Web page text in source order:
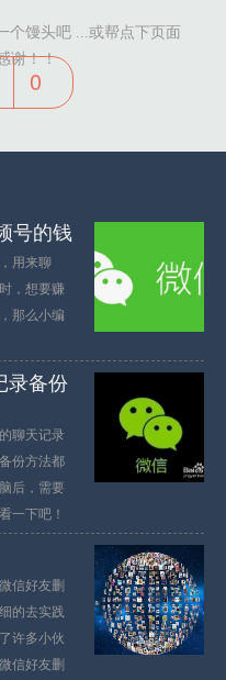
个馒头吧 ...或帮点下页面
谢！！
0
号的钱
用来聊
，想要赚
那么小编
录备份
聊天记录
份方法都
后，需要
一下吧！
信好友删
的去实践
许多小伙
信好友删